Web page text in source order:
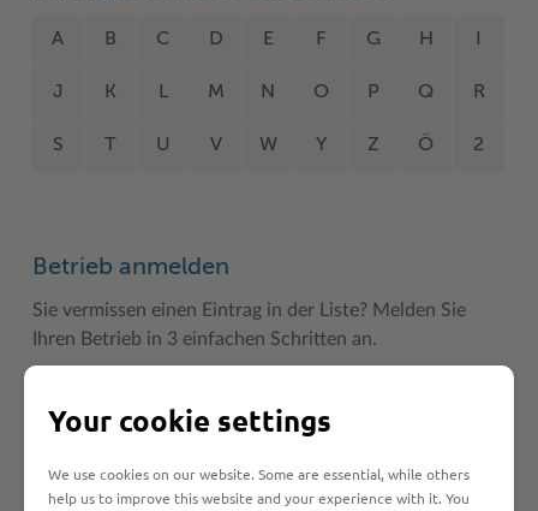
A B C D E F G H I
J K L M N O P Q R
S U V W Y Z Ö 2
Betrieb anmelden
Sie vermissen einen Eintrag in der Liste? Melden Sie
Ihren Betrieb in 3 einfachen Schritten an.
Haftungsauschluss
Your cookie settings
We use cookies on our website. Some are essential, while others
help us to improve this website and your experience with it. You